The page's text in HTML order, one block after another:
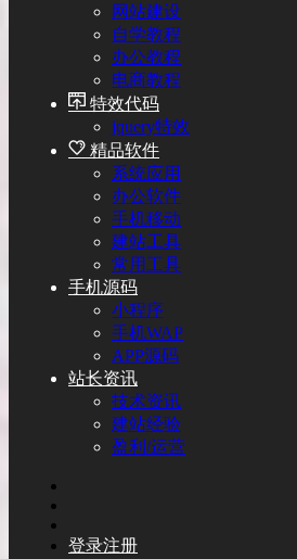
网站建设
自学教程
办公教程
电商教程
特效代码
jquery特效
精品软件
系统应用
办公软件
手机移动
建站工具
常用工具
手机源码
小程序
手机WAP
APP源码
站长资讯
技术资讯
建站经验
盈利/运营
登录注册